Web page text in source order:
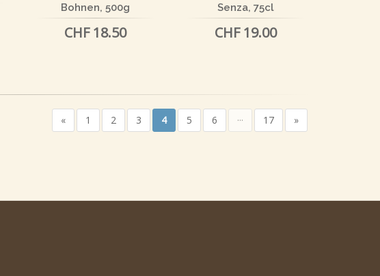
Bohnen, 500g
CHF 18.50
Senza, 75cl
CHF 19.00
« 1 2 3 4 5 6 ··· 17 »